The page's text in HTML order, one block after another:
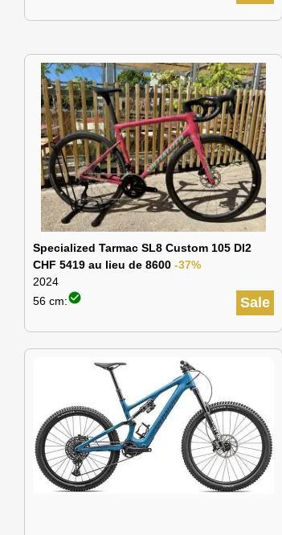
Specialized Tarmac SL8 Custom 105 DI2
CHF 5419 au lieu de 8600 -37%
2024
Sale
56 cm:check_circle